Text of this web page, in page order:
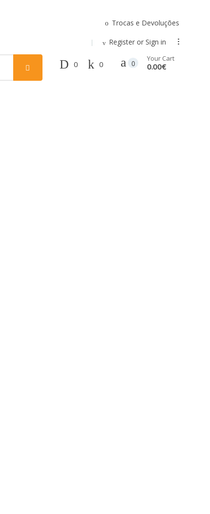
Trocas e Devoluções
Register or Sign in ...
0 0 0
Your Cart
0.00€